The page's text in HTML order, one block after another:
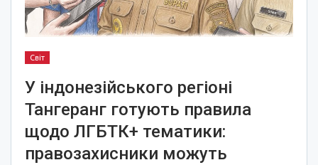
Світ
У індонезійського регіоні
Тангеранг готують правила
щодо ЛГБТК+ тематики:
правозахисники можуть